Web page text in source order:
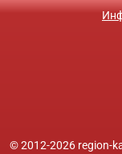
© 2012-2026 region-